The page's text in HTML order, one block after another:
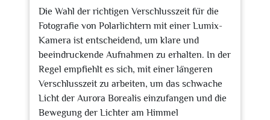
Die Wahl der richtigen Verschlusszeit für die
Fotografie von Polarlichtern mit einer Lumix-
Kamera ist entscheidend, um klare und
beeindruckende Aufnahmen zu erhalten. In der
Regel empfiehlt es sich, mit einer längeren
Verschlusszeit zu arbeiten, um das schwache
Licht der Aurora Borealis einzufangen und die
Bewegung der Lichter am Himmel